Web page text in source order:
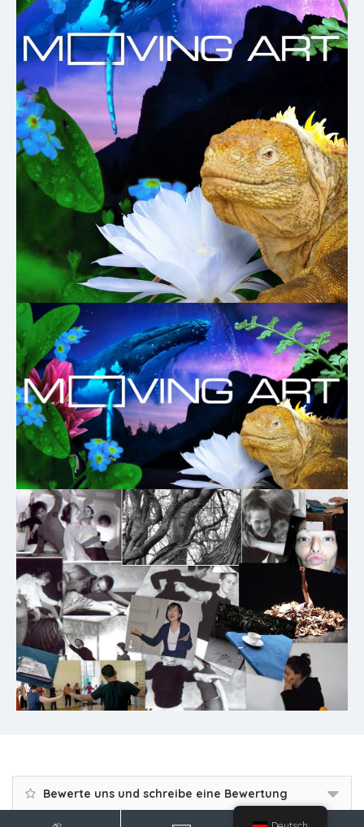
Bewerte uns und schreibe eine Bewertung